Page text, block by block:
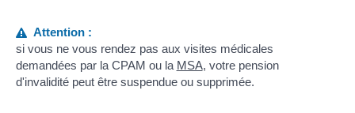
Attention :
si vous ne vous rendez pas aux visites médicales
demandées par la CPAM ou la MSA, votre pension
d'invalidité peut être suspendue ou supprimée.